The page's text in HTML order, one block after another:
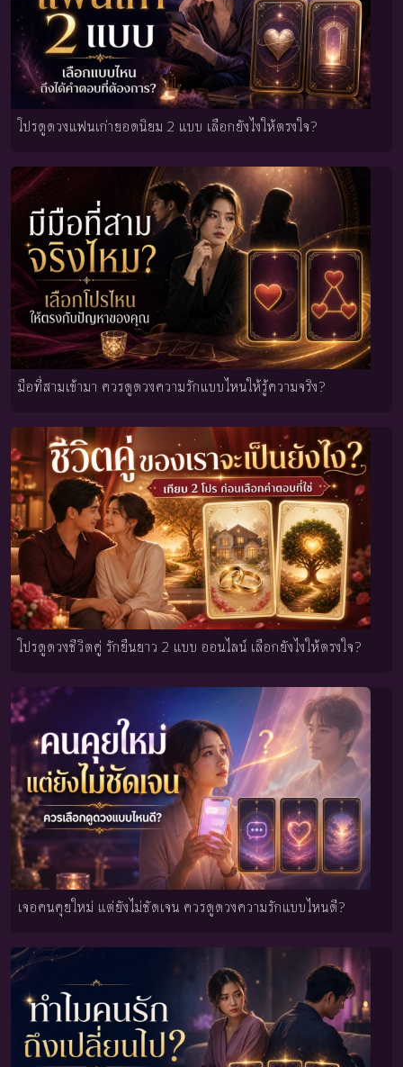
โปรดูดวงแฟนเก่ายอดนิยม 2 แบบ เลือกยังไงให้ตรงใจ?
มือที่สามเข้ามา ควรดูดวงความรักแบบไหนให้รู้ความจริง?
โปรดูดวงชีวิตคู่ รักยืนยาว 2 แบบ ออนไลน์ เลือกยังไงให้ตรงใจ?
เจอคนคุยใหม่ แต่ยังไม่ชัดเจน ควรดูดวงความรักแบบไหนดี?